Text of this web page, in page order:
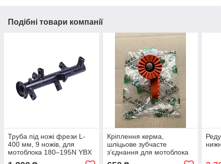
Подібні товари компанії
Труба під ножі фрези L-
400 мм, 9 ножів, для
мотоблока 180–195N YBX
Кріплення керма,
шліцьове зубчасте
з’єднання для мотоблока
178F / 186F (поворотний